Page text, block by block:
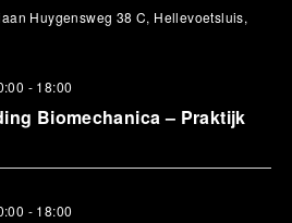
Huygensweg 38 C, Hellevoetsluis,
- 18:00
Biomechanica – Praktijk
- 18:00